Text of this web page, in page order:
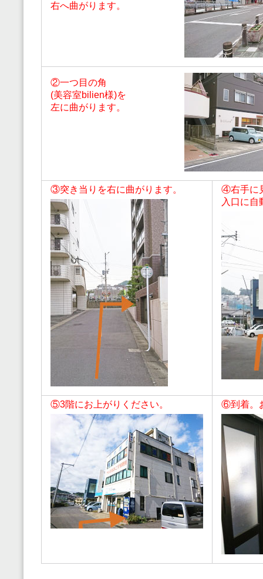
右へ曲がります。
②一つ目の角
(美容室bilien様)を
左に曲がります。
③突き当りを右に曲がります。
④右手に
入口に自
⑤3階にお上がりください。 ⑥到着。